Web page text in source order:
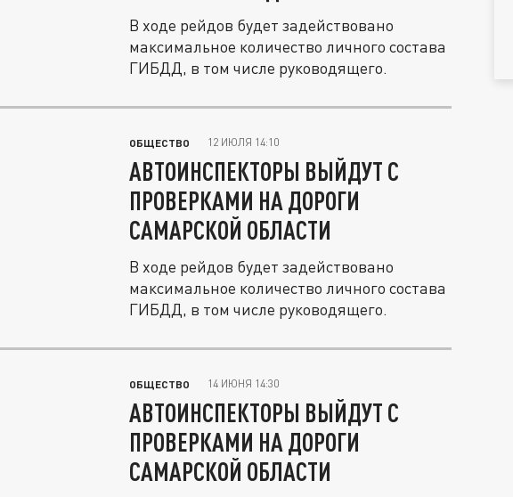
В ходе рейдов будет задействовано
максимальное количество личного состава
ГИБДД, в том числе руководящего.
ОБЩЕСТВО 12 ИЮЛЯ 14:10
АВТОИНСПЕКТОРЫ ВЫЙДУТ С
ПРОВЕРКАМИ НА ДОРОГИ
САМАРСКОЙ ОБЛАСТИ
В ходе рейдов будет задействовано
максимальное количество личного состава
ГИБДД, в том числе руководящего.
ОБЩЕСТВО 14 ИЮНЯ 14:30
АВТОИНСПЕКТОРЫ ВЫЙДУТ С
ПРОВЕРКАМИ НА ДОРОГИ
САМАРСКОЙ ОБЛАСТИ